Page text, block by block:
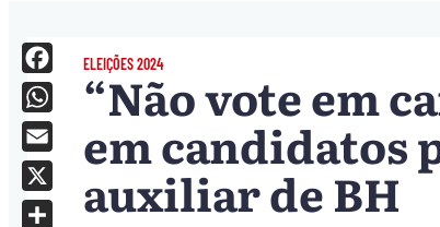
ELEIÇÕES 2024
“Não vote em
em candidatos
auxiliar de BH
Facebook
WhatsApp
Email
X